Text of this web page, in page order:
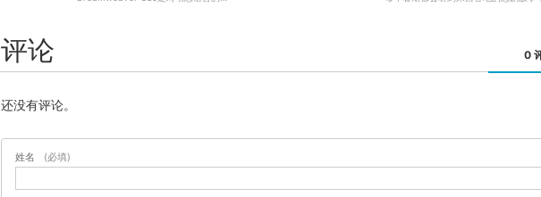
评论 0
还没有评论。
姓名 (必填)